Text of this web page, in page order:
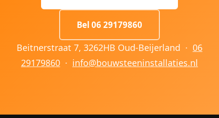
Bel 06 29179860
Beitnerstraat 7, 3262HB Oud-Beijerland · 06
29179860 · info@bouwsteeninstallaties.nl